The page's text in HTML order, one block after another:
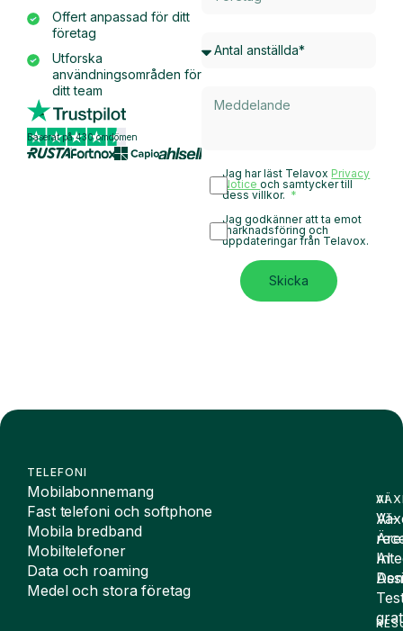
Offert anpassad för ditt
företag
Utforska
användningsområden för
ditt team
Baserat på 430 omdömen
Jag har läst Telavox Privacy
Noticeoch samtycker till
dess villkor.
Jag godkänner att ta emot
marknadsföring och
uppdateringar från Telavox.
Skicka
TELEFONI
Mobilabonnemang
Fast telefoni och softphone
Mobila bredband
Mobiltelefoner
Data och roaming
Medel och stora företag
AI
AI-
AI